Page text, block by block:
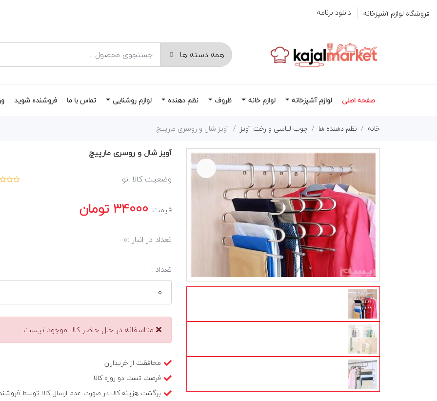
فروشگاه لوازم آشپزخانه دانلود برنامه
صفحه اصلی لوازم آشپزخانه لوازم خانه ظروف نظم دهنده لوازم روشنایی تماس با ما فروشنده شوید
خانه نظم دهنده ها چوب لباسی و رخت آویز آویز شال و روسری مارپیچ
آویز شال و روسری مارپیچ
وضعیت کالا :نو
قیمت :34000 تومان
تعداد در انبار :0
تعداد :
متاسفانه در حال حاضر کالا موجود نیست
محافظت از خریداران
فرصت تست دو روزه کالا
برگشت هزینه کالا در صورت عدم ارسال کالا توسط